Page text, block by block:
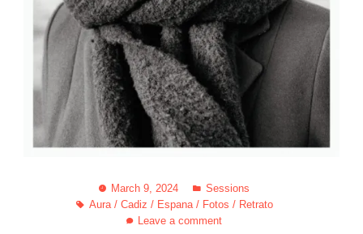
March 9, 2024
Sessions
Aura/ Cadiz / Espana/ Fotos / Retrato
Leave a comment